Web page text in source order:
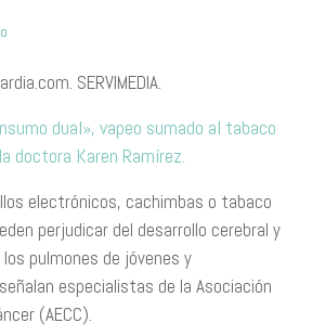
SERVIMEDIA.
dual», vapeo sumado al tabaco
doctora Karen Ramírez.
electrónicos, cachimbas o tabaco
perjudicar del desarrollo cerebral y
pulmones de jóvenes y
especialistas de la Asociación
(AECC).